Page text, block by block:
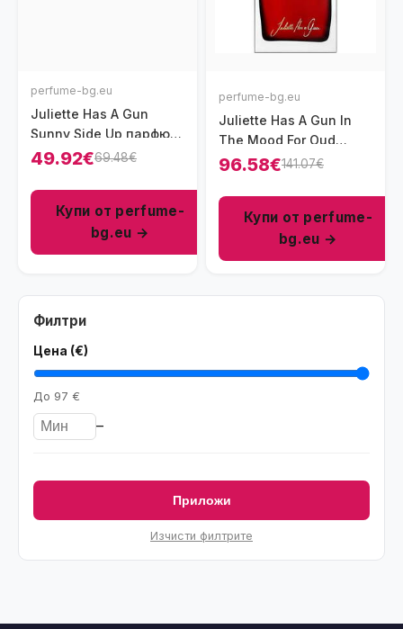
Филтри
Цена (€)
До 97 €
–
Приложи
Изчисти филтрите
perfume-bg.eu
Juliette Has A Gun
Sunny Side Up парфюм
за жени 100 мл - EDP
49.92€69.48€
Купи от perfume-
bg.eu →
perfume-bg.eu
Juliette Has A Gun In
The Mood For Oud
унисекс парфюм 75 мл
96.58€141.07€
Купи от perfume-
bg.eu →